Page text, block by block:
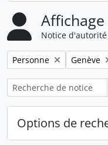
Notice d'autorité
Remove filter:
Personne Remove
Genève
Options de